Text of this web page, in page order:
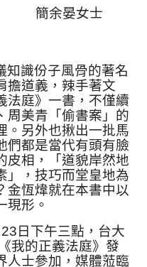
余晏女士
知識份子風骨的著名
擔道義，辣手著文
庭》一書， 不僅續
周美青「偷書案」的
。另外也揪出一批馬
們都是當代有頭有臉
皮相，「 道貌岸然地
」， 技巧而堂皇地為
金恆煒就在本書中以
現形。
23 日下午三點，台大
我的正義法庭》發
人士參加， 媒體蒞臨